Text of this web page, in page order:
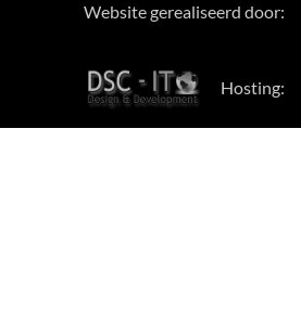
Website gerealiseerd door:
Hosting: